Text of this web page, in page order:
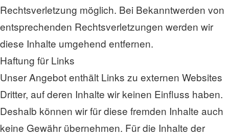
Rechtsverletzung möglich. Bei Bekanntwerden von
entsprechenden Rechtsverletzungen werden wir
diese Inhalte umgehend entfernen.
Haftung für Links
Unser Angebot enthält Links zu externen Websites
Dritter, auf deren Inhalte wir keinen Einfluss haben.
Deshalb können wir für diese fremden Inhalte auch
keine Gewähr übernehmen. Für die Inhalte der